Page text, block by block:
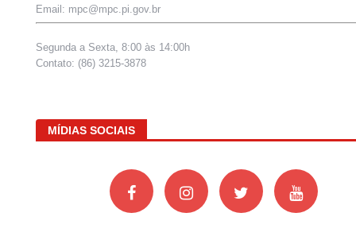
Email: mpc@mpc.pi.gov.br
Segunda a Sexta, 8:00 às 14:00h
Contato: (86) 3215-3878
MÍDIAS SOCIAIS